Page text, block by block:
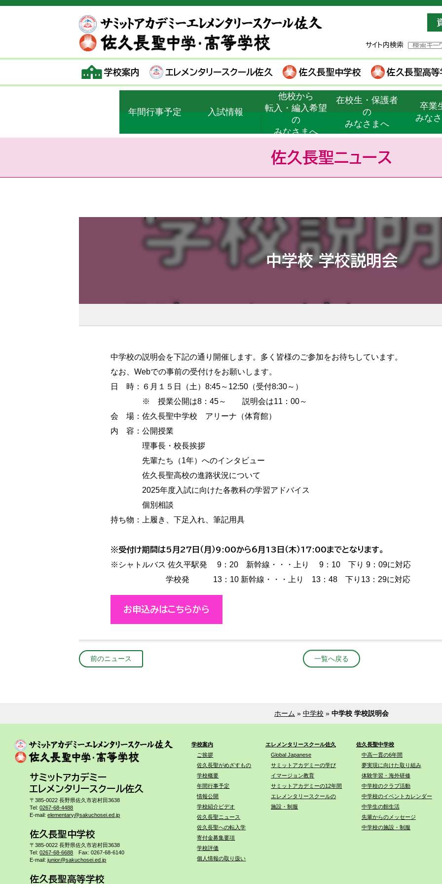
サイト内検索
学校案内 エレメンタリースクール佐久 佐久長聖中学校 佐久長聖高等
年間行事予定 入試情報
他校から
転入・編入希望
の
みなさまへ
在校生・保護者
の
みなさまへ
卒業
みな
佐久長聖ニュース
中学校 学校説明会
中学校の説明会を下記の通り開催します。多く皆様のご参加をお待ちしています。
なお、Webでの事前の受付けをお願いします。
日 時：６月１５日（土）8:45～12:50（受付8:30～）
※ 授業公開は8：45～ 説明会は11：00～
会 場：佐久長聖中学校 アリーナ（体育館）
内 容：公開授業
理事長・校長挨拶
先輩たち（1年）へのインタビュー
佐久長聖高校の進路状況について
2025年度入試に向けた各教科の学習アドバイス
個別相談
持ち物：上履き、下足入れ、筆記用具
※受付け期間は5月27日（月）9:00から6月13日（木）17:00までとなります。
※シャトルバス 佐久平駅発 9：20 新幹線・・・上り 9：10 下り 9：09に対応
学校発 13：10 新幹線・・・上り 13：48 下り13：29に対応
お申込みはこちらから
前のニュース 一覧へ戻る
ホーム » 中学校 » 中学校 学校説明会
サミットアカデミー
エレメンタリースクール佐久
〒385-0022 長野県佐久市岩村田3638
Tel:0267-68-4488
E-mail:elementary@sakuchosei.ed.jp
佐久長聖中学校
〒385-0022 長野県佐久市岩村田3638
Tel:0267-68-6688 Fax: 0267-68-6140
E-mail:junior@sakuchosei.ed.jp
佐久長聖高等学校
学校案内
ご挨拶
佐久長聖がめざすもの
学校概要
年間行事予定
情報公開
学校紹介ビデオ
佐久長聖ニュース
佐久長聖への転入学
寄付金募集要項
学校評価
個人情報の取り扱い
エレメンタリースクール佐久
Global Japanese
サミットアカデミーの学び
イマージョン教育
サミットアカデミーの12年間
エレメンタリースクールの
施設・制服
佐久長聖中学校
中高一貫の6年間
夢実現に向けた取り組み
体験学習・海外研修
中学校のクラブ活動
中学校のイベントカレンダー
中学生の館生活
先輩からのメッセージ
中学校の施設・制服